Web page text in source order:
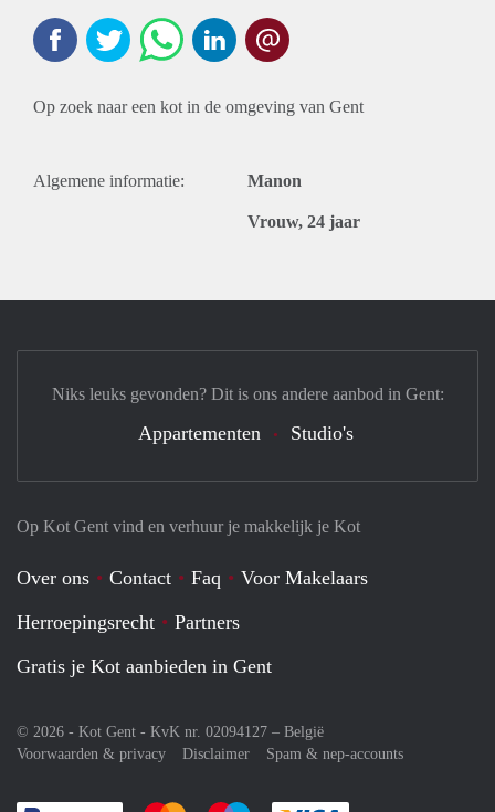
Op zoek naar een kot in de omgeving van Gent
Algemene informatie: Manon
Vrouw, 24 jaar
Op Kot Gent vind en verhuur je makkelijk je Kot
Over ons Contact Faq
Voor Makelaars
Herroepingsrecht
Partners
Gratis je Kot aanbieden in Gent
© 2026 - Kot Gent - KvK nr. 02094127 – België
Voorwaarden & privacy
Disclaimer Spam & nep-accounts
Niks leuks gevonden? Dit is ons andere aanbod in Gent:
Appartementen Studio's